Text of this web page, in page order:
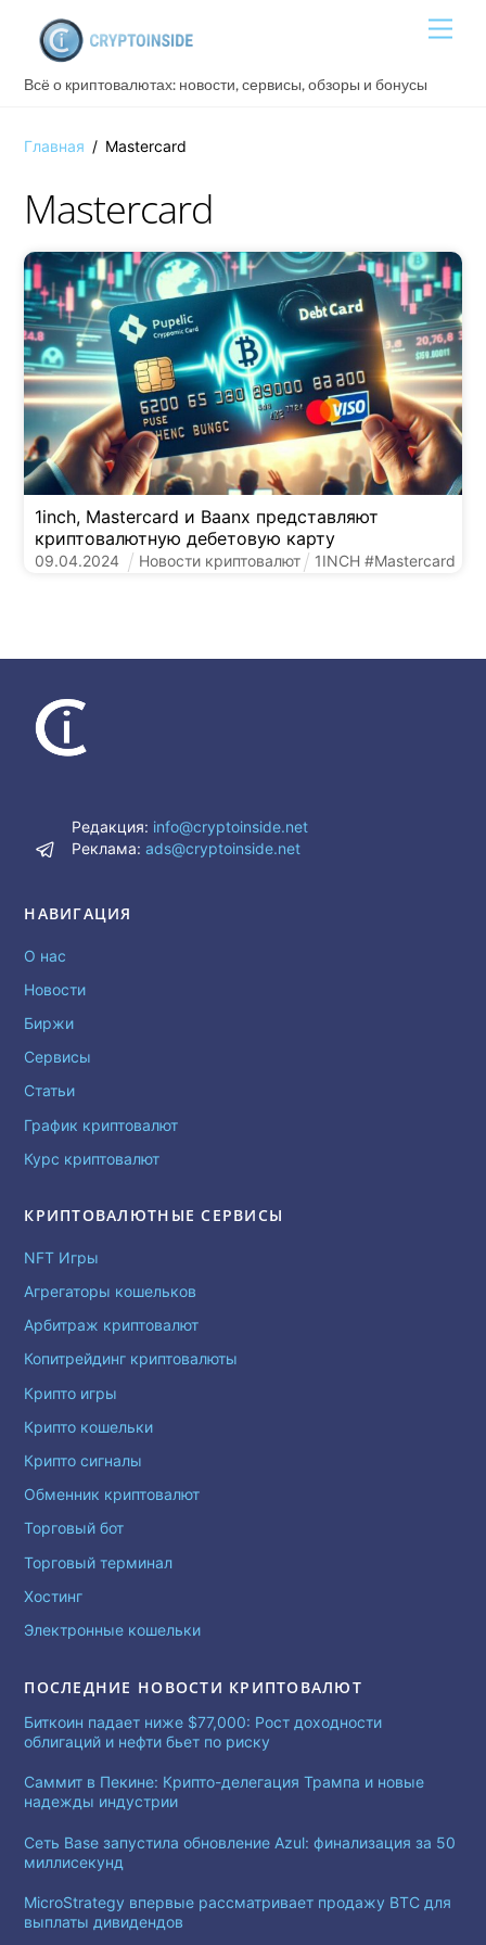
content
Всё о криптовалютах: новости, сервисы, обзоры и бонусы
Главная / Mastercard
Mastercard
1inch, Mastercard и Baanx представляют
криптовалютную дебетовую карту
09.04.2024 Новости криптовалют 1INCH #Mastercard
Редакция: info@cryptoinside.net
Реклама:ads@cryptoinside.net
НАВИГАЦИЯ
О нас
Новости
Биржи
Сервисы
Статьи
График криптовалют
Курс криптовалют
КРИПТОВАЛЮТНЫЕ СЕРВИСЫ
NFT Игры
Агрегаторы кошельков
Арбитраж криптовалют
Копитрейдинг криптовалюты
Крипто игры
Крипто кошельки
Крипто сигналы
Обменник криптовалют
Торговый бот
Торговый терминал
Хостинг
Электронные кошельки
ПОСЛЕДНИЕ НОВОСТИ КРИПТОВАЛЮТ
Биткоин падает ниже $77,000: Рост доходности
облигаций и нефти бьет по риску
Саммит в Пекине: Крипто-делегация Трампа и новые
надежды индустрии
Сеть Base запустила обновление Azul: финализация за 50
миллисекунд
MicroStrategy впервые рассматривает продажу BTC для
выплаты дивидендов